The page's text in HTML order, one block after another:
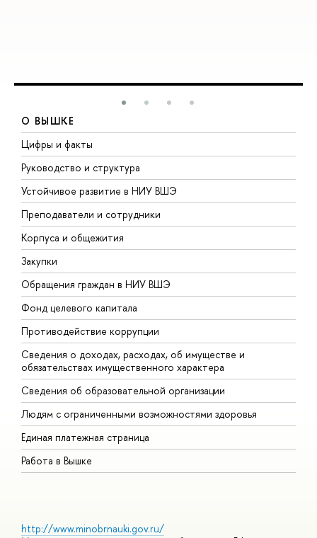
О ВЫШКЕ
Цифры и факты
Руководство и структура
Устойчивое развитие в НИУ ВШЭ
Преподаватели и сотрудники
Корпуса и общежития
Закупки
Обращения граждан в НИУ ВШЭ
Фонд целевого капитала
Противодействие коррупции
Сведения о доходах, расходах, об имуществе и
обязательствах имущественного характера
Сведения об образовательной организации
Людям с ограниченными возможностями здоровья
Единая платежная страница
Работа в Вышке
http://www.minobrnauki.gov.ru/